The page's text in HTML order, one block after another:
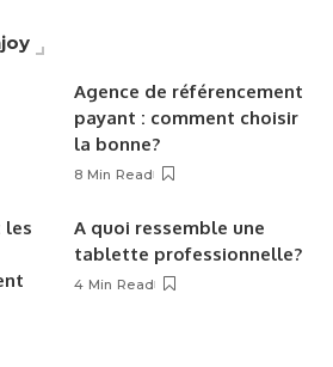
Agence de référencement
payant : comment choisir
la bonne?
8 Min Read
les
A quoi ressemble une
tablette professionnelle?
4 Min Read